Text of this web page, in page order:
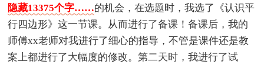
隐藏13375个字……的机会，在选题时，我选了《认识平
行四边形》这一节课。从而进行了备课！备课后，我的
师傅xx老师对我进行了细心的指导，不管是课件还是教
案上都进行了大幅度的修改。第二天时，我进行了试